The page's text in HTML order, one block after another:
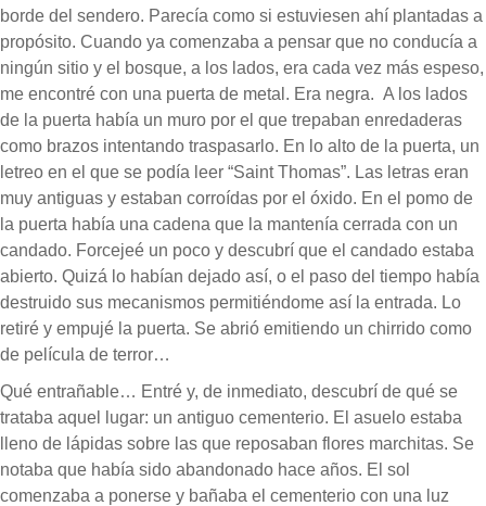
borde del sendero. Parecía como si estuviesen ahí plantadas a
propósito. Cuando ya comenzaba a pensar que no conducía a
ningún sitio y el bosque, a los lados, era cada vez más espeso,
me encontré con una puerta de metal. Era negra. A los lados
de la puerta había un muro por el que trepaban enredaderas
como brazos intentando traspasarlo. En lo alto de la puerta, un
letreo en el que se podía leer “Saint Thomas”. Las letras eran
muy antiguas y estaban corroídas por el óxido. En el pomo de
la puerta había una cadena que la mantenía cerrada con un
candado. Forcejeé un poco y descubrí que el candado estaba
abierto. Quizá lo habían dejado así, o el paso del tiempo había
destruido sus mecanismos permitiéndome así la entrada. Lo
retiré y empujé la puerta. Se abrió emitiendo un chirrido como
de película de terror…
Qué entrañable… Entré y, de inmediato, descubrí de qué se
trataba aquel lugar: un antiguo cementerio. El asuelo estaba
lleno de lápidas sobre las que reposaban flores marchitas. Se
notaba que había sido abandonado hace años. El sol
comenzaba a ponerse y bañaba el cementerio con una luz